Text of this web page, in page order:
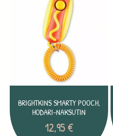
BRIGHTKINS SMARTY POOCH,
HODARI-NAKSUTIN
12,95€